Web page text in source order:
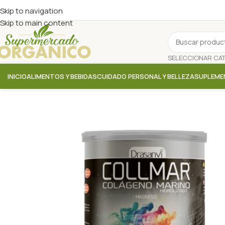
Skip to navigation
Skip to main content
INICIOALIMENTOS Y BEBIDASCUIDADO PERSONAL Y BELLEZA